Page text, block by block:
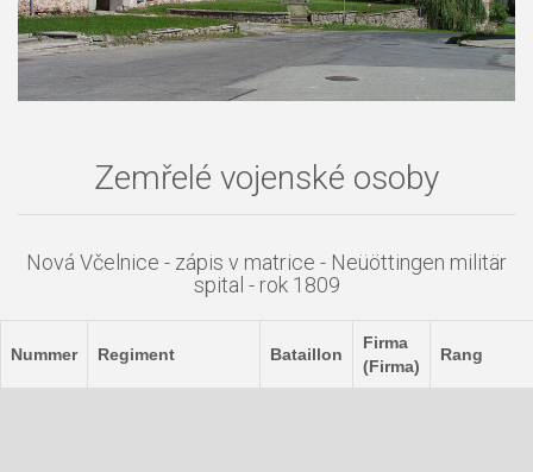
Zemřelé vojenské osoby
Nová Včelnice - zápis v matrice - Neüöttingen militär
spital - rok 1809
Nummer Regiment Bataillon
Firma
(Firma)
Rang